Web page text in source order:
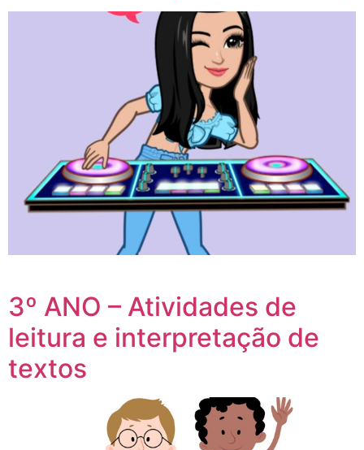
3º ANO – Atividades de
leitura e interpretação de
textos